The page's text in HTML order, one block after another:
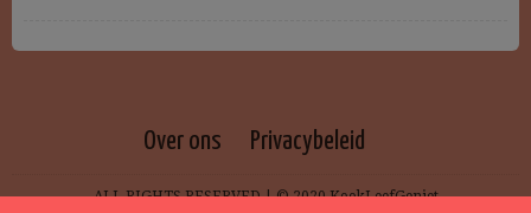
Over ons Privacybeleid
ALL RIGHTS RESERVED | © 2020 KookLeefGeniet